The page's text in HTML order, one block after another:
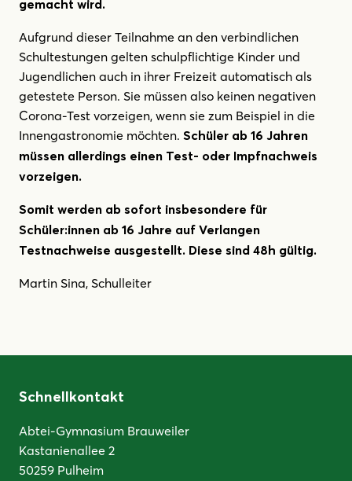
gemacht wird.
Aufgrund dieser Teilnahme an den verbindlichen
Schultestungen gelten schulpflichtige Kinder und
Jugendlichen auch in ihrer Freizeit automatisch als
getestete Person. Sie müssen also keinen negativen
Corona-Test vorzeigen, wenn sie zum Beispiel in die
Innengastronomie möchten. Schüler ab 16 Jahren
müssen allerdings einen Test- oder Impfnachweis
vorzeigen.
Somit werden ab sofort insbesondere für
Schüler:innen ab 16 Jahre auf Verlangen
Testnachweise ausgestellt. Diese sind 48h gültig.
Martin Sina, Schulleiter
Schnellkontakt
Abtei-Gymnasium Brauweiler
Kastanienallee 2
50259 Pulheim